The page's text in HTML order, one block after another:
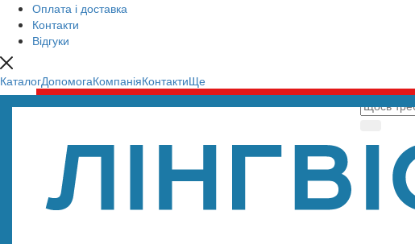
Оплата і доставка
Контакти
Відгуки
КаталогДопомогаКомпаніяКонтактиЩе